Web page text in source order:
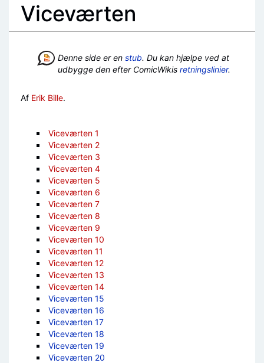
Viceværten
Denne side er en stub. Du kan hjælpe ved at
udbygge den efter ComicWikis retningslinier.
Af Erik Bille.
Viceværten 1
Viceværten 2
Viceværten 3
Viceværten 4
Viceværten 5
Viceværten 6
Viceværten 7
Viceværten 8
Viceværten 9
Viceværten 10
Viceværten 11
Viceværten 12
Viceværten 13
Viceværten 14
Viceværten 15
Viceværten 16
Viceværten 17
Viceværten 18
Viceværten 19
Viceværten 20